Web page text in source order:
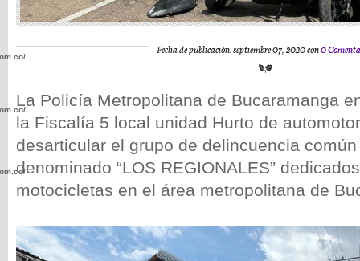
Fecha de publicación: septiembre 07, 2020 con0
La Policía Metropolitana de Bucaramanga
la Fiscalía 5 local unidad Hurto de
desarticular el grupo de delincuencia
denominado “LOS REGIONALES”
motocicletas en el área metropolitana de
wp-
wp-
wp-